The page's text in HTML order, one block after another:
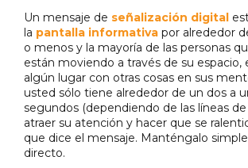
Un mensaje de señalización digital
la pantalla informativa por alrededor
o menos y la mayoría de las personas
están moviendo a través de su espacio,
algún lugar con otras cosas en sus
usted sólo tiene alrededor de un dos a
segundos (dependiendo de las líneas de
atraer su atención y hacer que se
que dice el mensaje. Manténgalo
directo.